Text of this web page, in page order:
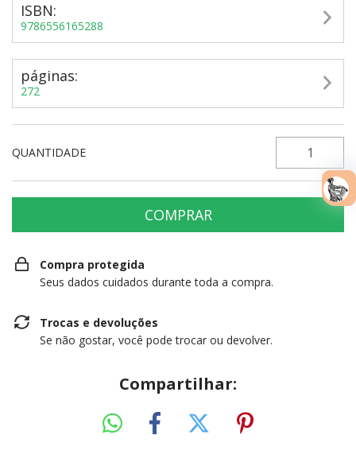
ISBN:
9786556165288
páginas:
272
QUANTIDADE
Compra protegida
Seus dados cuidados durante toda a compra.
Trocas e devoluções
Se não gostar, você pode trocar ou devolver.
Compartilhar: